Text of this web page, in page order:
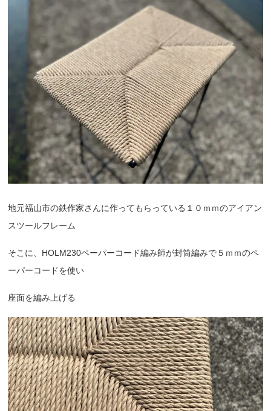
地元福山市の鉄作家さんに作ってもらっている１０ｍｍのアイアン
スツールフレーム
そこに、HOLM230ペーパーコード編み師が封筒編みで５ｍｍのペ
ーパーコードを使い
座面を編み上げる